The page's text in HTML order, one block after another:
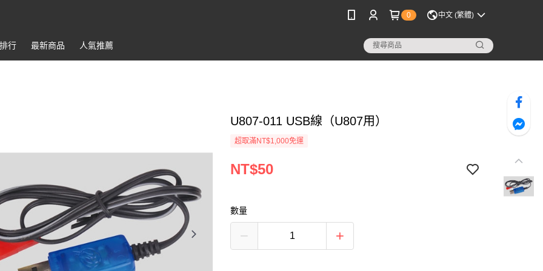
0 中文 (繁體)
行 最新商品 人氣推薦
U807-011 USB線（U807用）
超取滿NT$1,000免運
NT$50
數量